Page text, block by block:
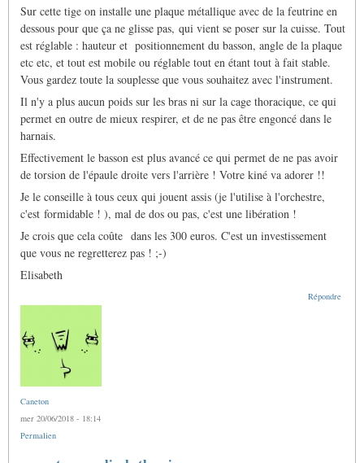
Sur cette tige on installe une plaque métallique avec de la feutrine en
dessous pour que ça ne glisse pas, qui vient se poser sur la cuisse. Tout
est réglable : hauteur et positionnement du basson, angle de la plaque
etc etc, et tout est mobile ou réglable tout en étant tout à fait stable.
Vous gardez toute la souplesse que vous souhaitez avec l'instrument.
Il n'y a plus aucun poids sur les bras ni sur la cage thoracique, ce qui
permet en outre de mieux respirer, et de ne pas être engoncé dans le
harnais.
Effectivement le basson est plus avancé ce qui permet de ne pas avoir
de torsion de l'épaule droite vers l'arrière ! Votre kiné va adorer !!
Je le conseille à tous ceux qui jouent assis (je l'utilise à l'orchestre,
c'est formidable ! ), mal de dos ou pas, c'est une libération !
Je crois que cela coûte dans les 300 euros. C'est un investissement
que vous ne regretterez pas ! ;-)
Elisabeth
Répondre
Caneton
mer 20/06/2018 - 18:14
Permalien